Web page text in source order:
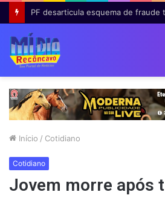
Início / Cotidiano
Cotidiano
Jovem morre após